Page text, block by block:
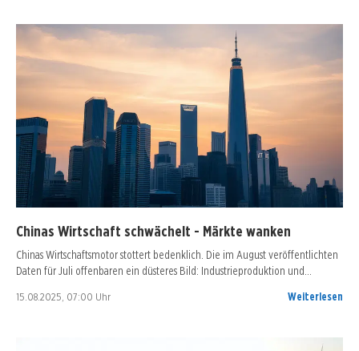
Chinas Wirtschaft schwächelt - Märkte wanken
Chinas Wirtschaftsmotor stottert bedenklich. Die im August veröffentlichten
Daten für Juli offenbaren ein düsteres Bild: Industrieproduktion und…
15.08.2025, 07:00 Uhr Weiterlesen